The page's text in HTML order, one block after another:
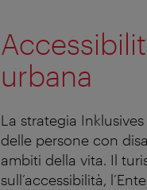
urbana
La strategia
delle persone con
ambiti della vita. Il
sull’accessibilità,